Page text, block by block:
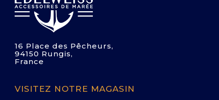
16 Place des Pêcheurs,
94150 Rungis,
France
VISITEZ NOTRE MAGASIN